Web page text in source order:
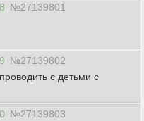
№27139801
№27139802
с детьми с
№27139803